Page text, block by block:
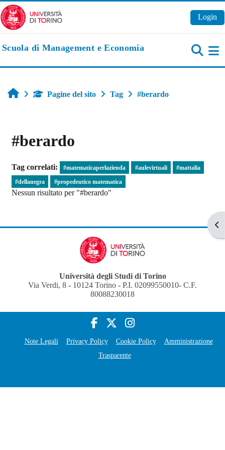
Vai al contenuto principale
Login
Scuola di Management e Economia
HomePagine del sito Tag #berardo
#berardo
Tag correlati: #matematicaperlazienda #aulevirtuali
#mattalia
#dellanegra
#propedeutico matematica
Nessun risultato per "#berardo"
Università degli Studi di Torino
Via Verdi, 8 - 10124 Torino - P.I. 02099550010- C.F.
80088230018
Note Legali Privacy Policy Cookie Policy
Amministrazione
Trasparente